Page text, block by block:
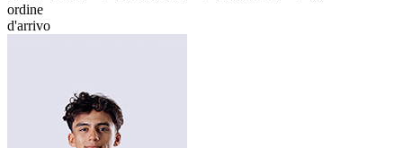
ordine
d'arrivo